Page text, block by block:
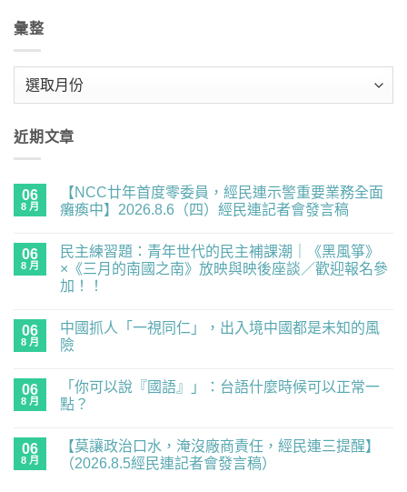
彙整
近期文章
06
8 月
【NCC廿年首度零委員，經民連示警重要業務全面
癱瘓中】2026.8.6（四）經民連記者會發言稿
廿
首
度
員，
經
民
要
留
言
06
8 月
民主練習題：青年世代的民主補課潮｜《黑風箏》
×《三月的南國之南》放映與映後座談／歡迎報名參
加！！
主
練
習
世
代
留
言
06
8 月
中國抓人「一視同仁」，出入境中國都是未知的風
險
抓
人
仁」，
言
06
8 月
「你可以說『國語』」：台語什麼時候可以正常一
點？
06
8 月
【莫讓政治口水，淹沒廠商責任，經民連三提醒】
（2026.8.5經民連記者會發言稿）